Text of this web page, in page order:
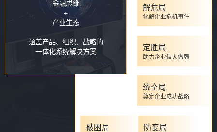
金融思维
+
产业生态
涵盖产品、组织、战略的
一体化系统解决方案
解危局
化解企业危机事件
定胜局
助力企业做大做强
统全局
奠定企业成功战略
破困局 防变局